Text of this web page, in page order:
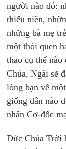
người nào đó:
thiếu niên,
những bà mẹ
một thói quen
thao cụ thể
Chúa, Ngài sẽ
lòng bạn về
giống dân nào
nhân Cơ-đốc
Đức Chúa Trời